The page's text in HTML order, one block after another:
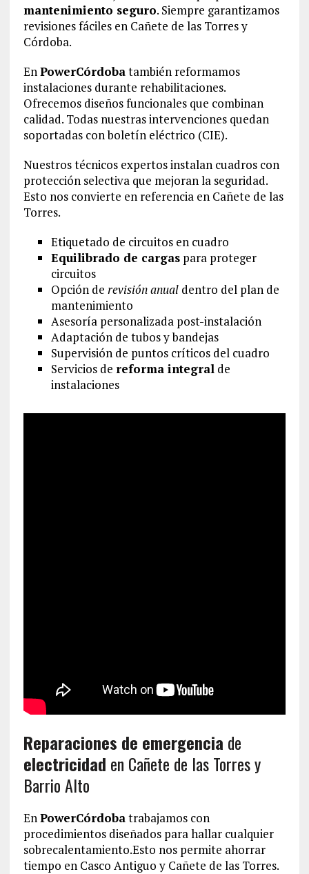
mantenimiento seguro. Siempre garantizamos
revisiones fáciles en Cañete de las Torres y
Córdoba.
En PowerCórdobatambién reformamos
instalaciones durante rehabilitaciones.
Ofrecemos diseños funcionales que combinan
calidad. Todas nuestras intervenciones quedan
soportadas con boletín eléctrico (CIE).
Nuestros técnicos expertos instalan cuadros con
protección selectiva que mejoran la seguridad.
Esto nos convierte en referencia en Cañete de las
Torres.
Etiquetado de circuitos en cuadro
Equilibrado de cargaspara proteger
circuitos
Opción de revisión anualdentro del plan de
mantenimiento
Asesoría personalizada post-instalación
Adaptación de tubos y bandejas
Supervisión de puntos críticos del cuadro
Servicios de reforma integral de
instalaciones
Reparaciones de emergencia de
electricidad en Cañete de las Torres y
Barrio Alto
En PowerCórdobatrabajamos con
procedimientos diseñados para hallar cualquier
sobrecalentamiento.Esto nos permite ahorrar
tiempo en Casco Antiguo y Cañete de las Torres.